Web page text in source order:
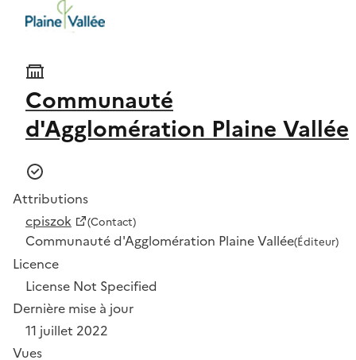
Communauté
d'Agglomération Plaine Vallée
Attributions
cpiszok
(Contact)
Communauté d'Agglomération Plaine Vallée(Éditeur)
Licence
License Not Specified
Dernière mise à jour
11 juillet 2022
Vues